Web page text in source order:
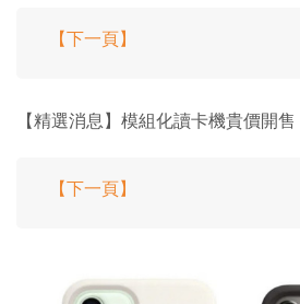
【下一頁】
【精選消息】模組化讀卡機貴價開售
【下一頁】